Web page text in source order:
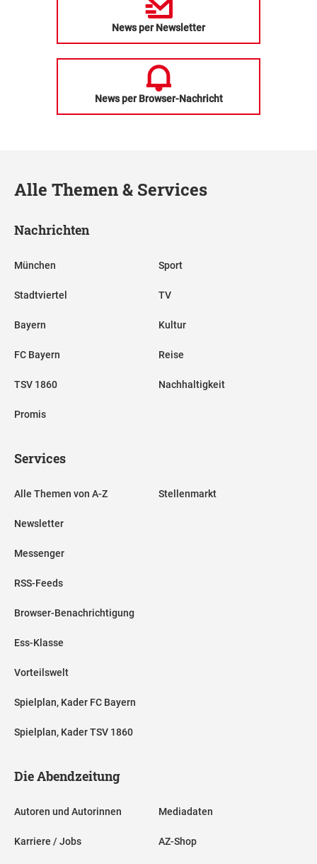
News per Newsletter
News per Browser-Nachricht
Alle Themen & Services
Nachrichten
München
Stadtviertel
Bayern
FC Bayern
TSV 1860
Promis
Sport
TV
Kultur
Reise
Nachhaltigkeit
Services
Alle Themen von A-Z
Newsletter
Messenger
RSS-Feeds
Browser-Benachrichtigung
Ess-Klasse
Vorteilswelt
Spielplan, Kader FC Bayern
Spielplan, Kader TSV 1860
Stellenmarkt
Die Abendzeitung
Autoren und Autorinnen
Karriere / Jobs
Mediadaten
AZ-Shop